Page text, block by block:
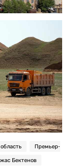
Премьер-
Бектенов